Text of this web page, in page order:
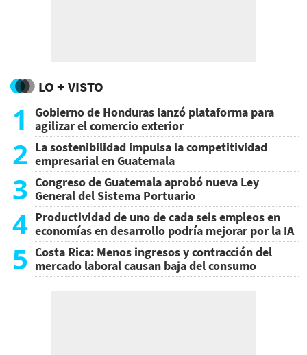
LO + VISTO
1
Gobierno de Honduras lanzó plataforma para
agilizar el comercio exterior
2 La sostenibilidad impulsa la competitividad
empresarial en Guatemala
3 Congreso de Guatemala aprobó nueva Ley
General del Sistema Portuario
4 Productividad de uno de cada seis empleos en
economías en desarrollo podría mejorar por la IA
5 Costa Rica: Menos ingresos y contracción del
mercado laboral causan baja del consumo